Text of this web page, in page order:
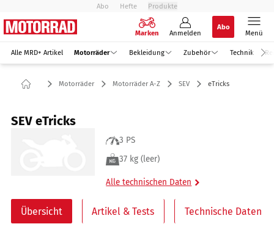
Abo Hefte Produkte
Marken Anmelden
Abo
Menü
Alle MRD+ Artikel Motorräder Bekleidung Zubehör Technik
Motorräder Motorräder A-Z SEV eTricks
SEV eTricks
3 PS
37 kg (leer)
Alle technischen Daten
Übersicht Artikel & Tests Technische Daten